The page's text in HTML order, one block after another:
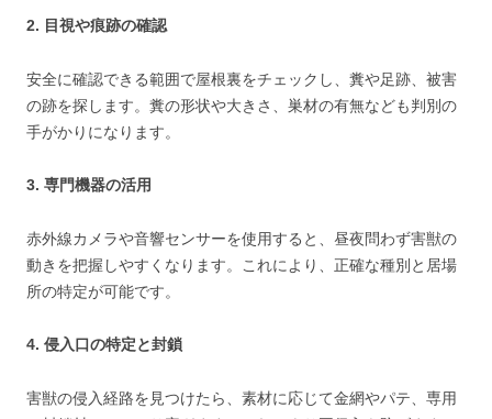
2. 目視や痕跡の確認
安全に確認できる範囲で屋根裏をチェックし、糞や足跡、被害
の跡を探します。糞の形状や大きさ、巣材の有無なども判別の
手がかりになります。
3. 専門機器の活用
赤外線カメラや音響センサーを使用すると、昼夜問わず害獣の
動きを把握しやすくなります。これにより、正確な種別と居場
所の特定が可能です。
4. 侵入口の特定と封鎖
害獣の侵入経路を見つけたら、素材に応じて金網やパテ、専用